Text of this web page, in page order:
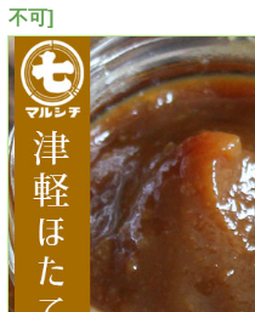
不可]